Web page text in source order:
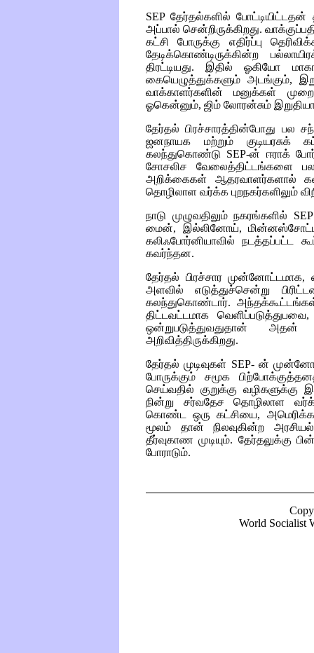
SEPதேர்தல்களில்
அப்பால் சென்றிருக்கிறது.
கட்சி போருக்கு எதிர்ப்பு
தேடிக்கொண்டிருக்கின்ற
திரட்டியது. இதில் ஓகியோ
கையெழுத்துக்களும் அடங்கும்,
வாக்காளர்களின் மனுக்கள்
ஓகென்னும், ஜிம் லோரன்சும்
தேர்தல் பிரச்சாரத்தின்போது பல
ஜனநாயக மற்றும் குடியரசுக்
கலந்துகொண்டு SEP-ன் ஈராக்
சோசலிச வேலைத்திட்டங்களை
அறிக்கைகள் ஆதரவாளர்களால்
தொழிலாள வர்க்க புறநகர்களிலும்
நாடு முழுவதிலும் நகரங்களில் SEP
மைன், இல்லினோய்,
கலிஃபோர்னியாவில்
கவர்ந்தன.
தேர்தல் பிரச்சார
அளவில் எடுத்துச்சென்று
கலந்துகொண்டார்.
திட்டவட்டமாக
ஒன்றுபடுத்துவதுதான்
அறிவித்திருக்கிறது.
தேர்தல் முடிவுகள் SEP- ன்
போருக்கும் சமூக
செய்வதில் குறுக்கு வழிகளுக்கு
நின்று சர்வதேச தொழிலாள
கொண்ட ஒரு கட்சியை,
மூலம் தான் நிலவுகின்ற
தீர்வுகாண முடியும். தேர்தலுக்கு
போராடும்.
World Socialist